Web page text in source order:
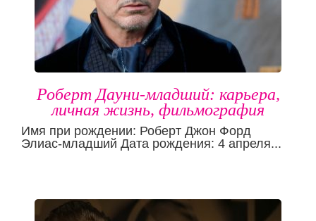
Роберт Дауни-младший: карьера,
личная жизнь, фильмография
Имя при рождении: Роберт Джон Форд
Элиас-младший Дата рождения: 4 апреля...